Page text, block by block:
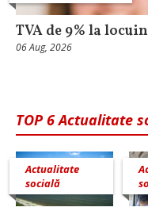
TVA de 9% la
06 Aug, 2026
TOP 6 Actualitate
Actualitate
socială